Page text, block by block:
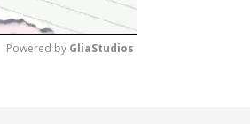
Powered by GliaStudios